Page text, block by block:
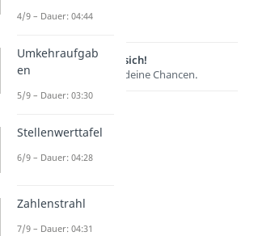
Lernen lohnt sich!
Entdecke hier deine Chancen.
4/9 – Dauer: 04:44
Umkehraufgab
en
5/9 – Dauer: 03:30
Stellenwerttafel
6/9 – Dauer: 04:28
Zahlenstrahl
7/9 – Dauer: 04:31